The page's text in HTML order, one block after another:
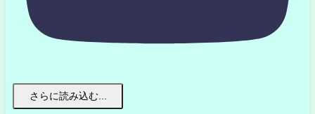
さらに読み込む...